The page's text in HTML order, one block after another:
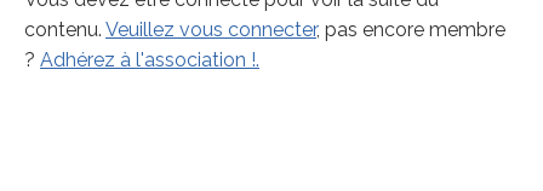
contenu. Veuillez vous connecter, pas encore membre
? Adhérez à l'association !.